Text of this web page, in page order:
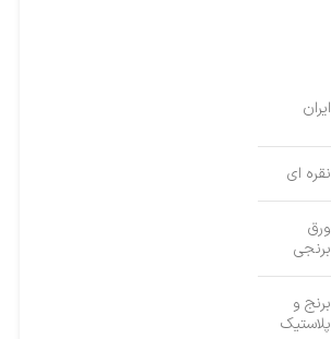
ایران
نقره ای
ورق
برنجی
برنج و
پلاستیک